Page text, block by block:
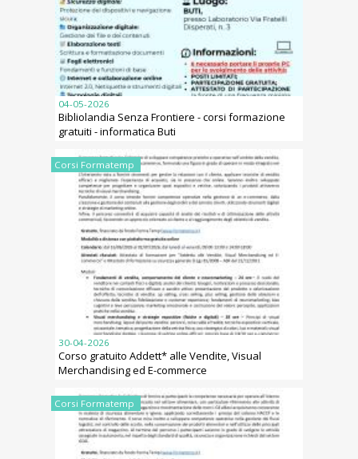
04-05-2026
Bibliolandia Senza Frontiere - corsi formazione
gratuiti - informatica Buti
Corsi Formatemp
30-04-2026
Corso gratuito Addett* alle Vendite, Visual
Merchandising ed E-commerce
Corsi Formatemp